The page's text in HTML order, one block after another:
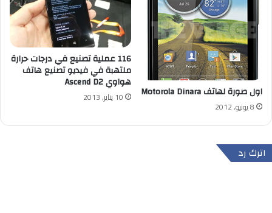
اول صورة لهاتف Motorola Dinara
8 يونيو, 2012
116 عملية تصنيع في درجات حرارة
ملتهبة في فيديو تصنيع هاتف
هواوي Ascend D2
10 يناير, 2013
اترك رد